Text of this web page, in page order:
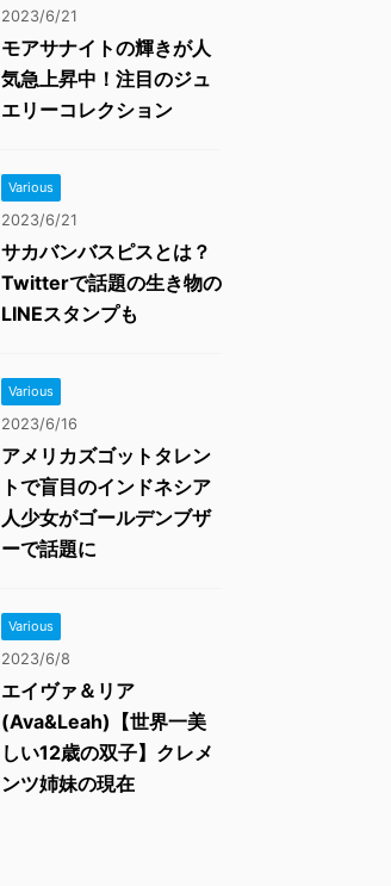
2023/6/21
モアサナイトの輝きが人
気急上昇中！注目のジュ
エリーコレクション
Various
2023/6/21
サカバンバスピスとは？
Twitterで話題の生き物の
LINEスタンプも
Various
2023/6/16
アメリカズゴットタレン
トで盲目のインドネシア
人少女がゴールデンブザ
ーで話題に
Various
2023/6/8
エイヴァ＆リア
(Ava&Leah)【世界一美
しい12歳の双子】クレメ
ンツ姉妹の現在